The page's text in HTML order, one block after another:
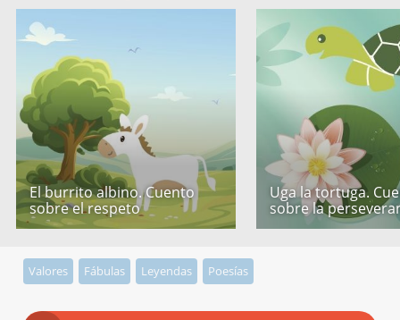
El burrito albino. Cuento
sobre el respeto
Uga la tortuga.
sobre la
Valores Fábulas Leyendas Poesías